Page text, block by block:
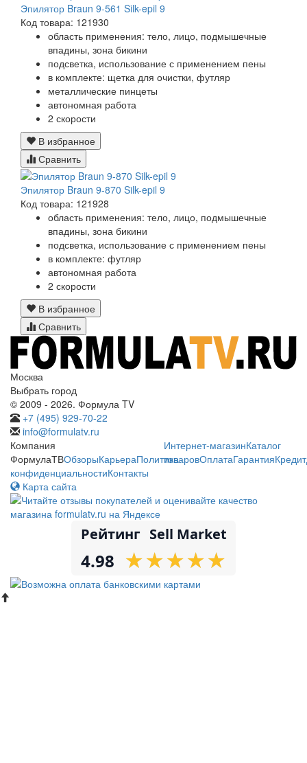
Эпилятор Braun 9-561 Silk-epil 9
Код товара: 121930
область применения: тело, лицо, подмышечные
впадины, зона бикини
подсветка, использование с применением пены
в комплекте: щетка для очистки, футляр
металлические пинцеты
автономная работа
2 скорости
В избранное
Сравнить
Эпилятор Braun 9-870 Silk-epil 9
Код товара: 121928
область применения: тело, лицо, подмышечные
впадины, зона бикини
подсветка, использование с применением пены
в комплекте: футляр
автономная работа
2 скорости
В избранное
Сравнить
Москва
Выбрать город
© 2009 - 2026. Формула TV
+7 (495) 929-70-22
info@formulatv.ru
Компания
ФормулаТВОбзорыКарьераПолитика
конфиденциальностиКонтакты
Интернет-магазинКаталог
товаровОплатаГарантияКредит
Карта сайта
Рейтинг Sell Market
4.98 ★
★★
★★
★★
★★
★